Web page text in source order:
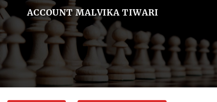
ACCOUNT MALVIKA TIWARI